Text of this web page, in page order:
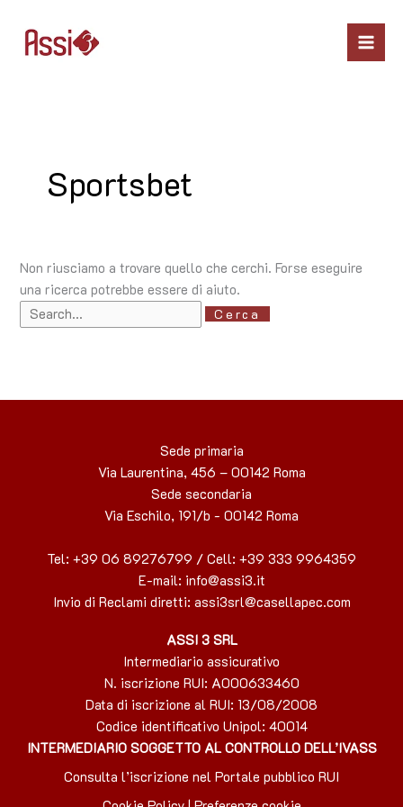
contenuto
Sportsbet
Non riusciamo a trovare quello che cerchi. Forse eseguire
una ricerca potrebbe essere di aiuto.
Sede primaria
Via Laurentina, 456 – 00142 Roma
Sede secondaria
Via Eschilo, 191/b - 00142 Roma
Tel: +39 06 89276799 / Cell: +39 333 9964359
E-mail: info@assi3.it
Invio di Reclami diretti: assi3srl@casellapec.com
ASSI 3 SRL
Intermediario assicurativo
N. iscrizione RUI: A000633460
Data di iscrizione al RUI: 13/08/2008
Codice identificativo Unipol: 40014
INTERMEDIARIO SOGGETTO AL CONTROLLO DELL’IVASS
Consulta l’iscrizione nel Portale pubblico RUI